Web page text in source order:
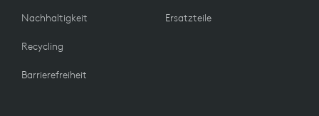
Nachhaltigkeit
Recycling
Barrierefreiheit
Ersatzteile